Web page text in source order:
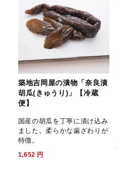
築地吉岡屋の漬物「奈良漬
胡瓜(きゅうり)」【冷蔵
便】
国産の胡瓜を丁寧に漬け込み
ました。柔らかな歯ざわりが
特徴。
1,652 円